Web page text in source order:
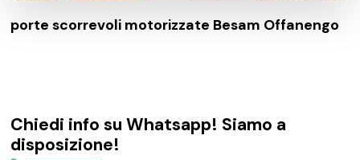
porte scorrevoli motorizzate Besam Offanengo
Chiedi info su Whatsapp! Siamo a
disposizione!